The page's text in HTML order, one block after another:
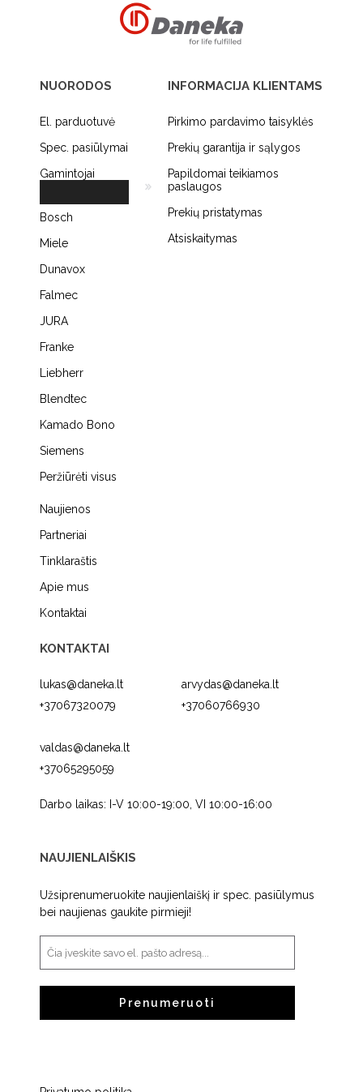
NUORODOS
El. parduotuvė
Spec. pasiūlymai
Gamintojai
Bosch
Miele
Dunavox
Falmec
JURA
Franke
Liebherr
Blendtec
Kamado Bono
Siemens
Peržiūrėti visus
Naujienos
Partneriai
Tinklaraštis
Apie mus
Kontaktai
KONTAKTAI
lukas@daneka.lt
+37067320079
arvydas@daneka.lt
+37060766930
valdas@daneka.lt
+37065295059
Darbo laikas: I-V 10:00-19:00, VI 10:00-16:00
INFORMACIJA KLIENTAMS
Pirkimo pardavimo taisyklės
Prekių garantija ir sąlygos
Papildomai teikiamos
paslaugos
Prekių pristatymas
Atsiskaitymas
NAUJIENLAIŠKIS
Užsiprenumeruokite naujienlaiškį ir spec. pasiūlymus
bei naujienas gaukite pirmieji!
Prenumeruoti